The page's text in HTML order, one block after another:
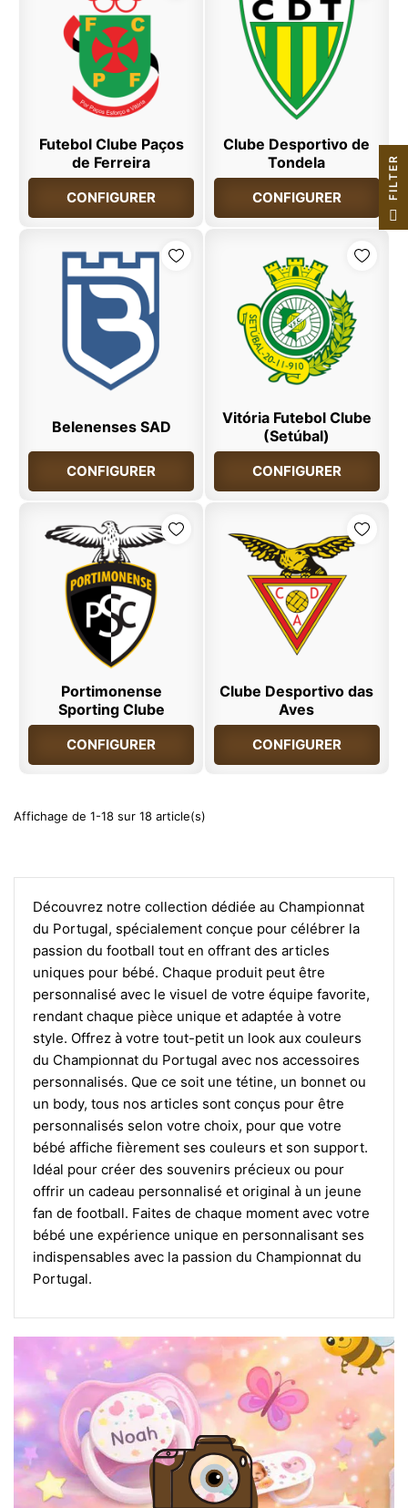
Futebol Clube Paços
de Ferreira
CONFIGURER
Clube Desportivo de
Tondela
CONFIGURER
Belenenses SAD
CONFIGURER
Vitória Futebol Clube
(Setúbal)
CONFIGURER
Portimonense
Sporting Clube
CONFIGURER
Clube Desportivo das
Aves
CONFIGURER
Affichage de 1-18 sur 18 article(s)
Découvrez notre collection dédiée au Championnat
du Portugal, spécialement conçue pour célébrer la
passion du football tout en offrant des articles
uniques pour bébé. Chaque produit peut être
personnalisé avec le visuel de votre équipe favorite,
rendant chaque pièce unique et adaptée à votre
style. Offrez à votre tout-petit un look aux couleurs
du Championnat du Portugal avec nos accessoires
personnalisés. Que ce soit une tétine, un bonnet ou
un body, tous nos articles sont conçus pour être
personnalisés selon votre choix, pour que votre
bébé affiche fièrement ses couleurs et son support.
Idéal pour créer des souvenirs précieux ou pour
offrir un cadeau personnalisé et original à un jeune
fan de football. Faites de chaque moment avec votre
bébé une expérience unique en personnalisant ses
indispensables avec la passion du Championnat du
Portugal.
R